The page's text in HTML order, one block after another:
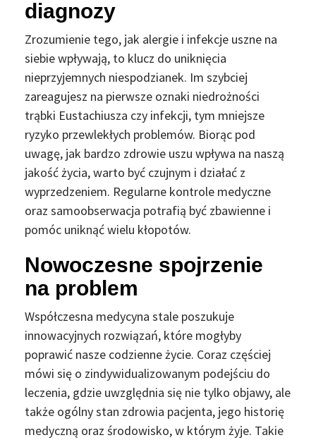
diagnozy
Zrozumienie tego, jak alergie i infekcje uszne na
siebie wpływają, to klucz do uniknięcia
nieprzyjemnych niespodzianek. Im szybciej
zareagujesz na pierwsze oznaki niedrożności
trąbki Eustachiusza czy infekcji, tym mniejsze
ryzyko przewlekłych problemów. Biorąc pod
uwagę, jak bardzo zdrowie uszu wpływa na naszą
jakość życia, warto być czujnym i działać z
wyprzedzeniem. Regularne kontrole medyczne
oraz samoobserwacja potrafią być zbawienne i
pomóc uniknąć wielu kłopotów.
Nowoczesne spojrzenie
na problem
Współczesna medycyna stale poszukuje
innowacyjnych rozwiązań, które mogłyby
poprawić nasze codzienne życie. Coraz częściej
mówi się o zindywidualizowanym podejściu do
leczenia, gdzie uwzględnia się nie tylko objawy, ale
także ogólny stan zdrowia pacjenta, jego historię
medyczną oraz środowisko, w którym żyje. Takie